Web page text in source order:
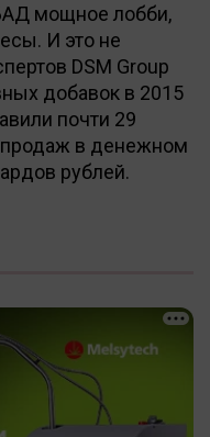
мощное лобби,
И это не
DSM Group
добавок в 2015
почти 29
в денежном
рублей.